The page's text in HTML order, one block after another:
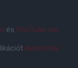
és YouTube-on
Androidra